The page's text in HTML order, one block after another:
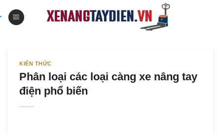
to
KIẾN THỨC
Phân loại các loại càng xe nâng tay
điện phổ biến